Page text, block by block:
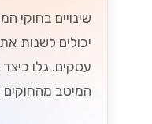
יכולים לשנות
עסקים. גלו
המיטב